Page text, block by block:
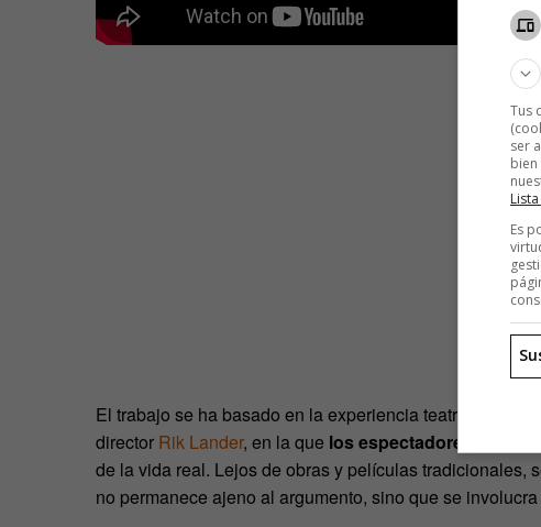
El trabajo se ha basado en la experiencia teatral
director Rik Lander, en la que los espectadores
de la vida real. Lejos de obras y películas tradicionales,
no permanece ajeno al argumento, sino que se
Tus
ser
Es